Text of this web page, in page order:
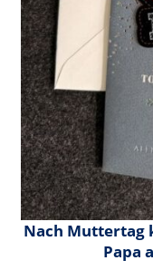
Nach Muttertag
Papa